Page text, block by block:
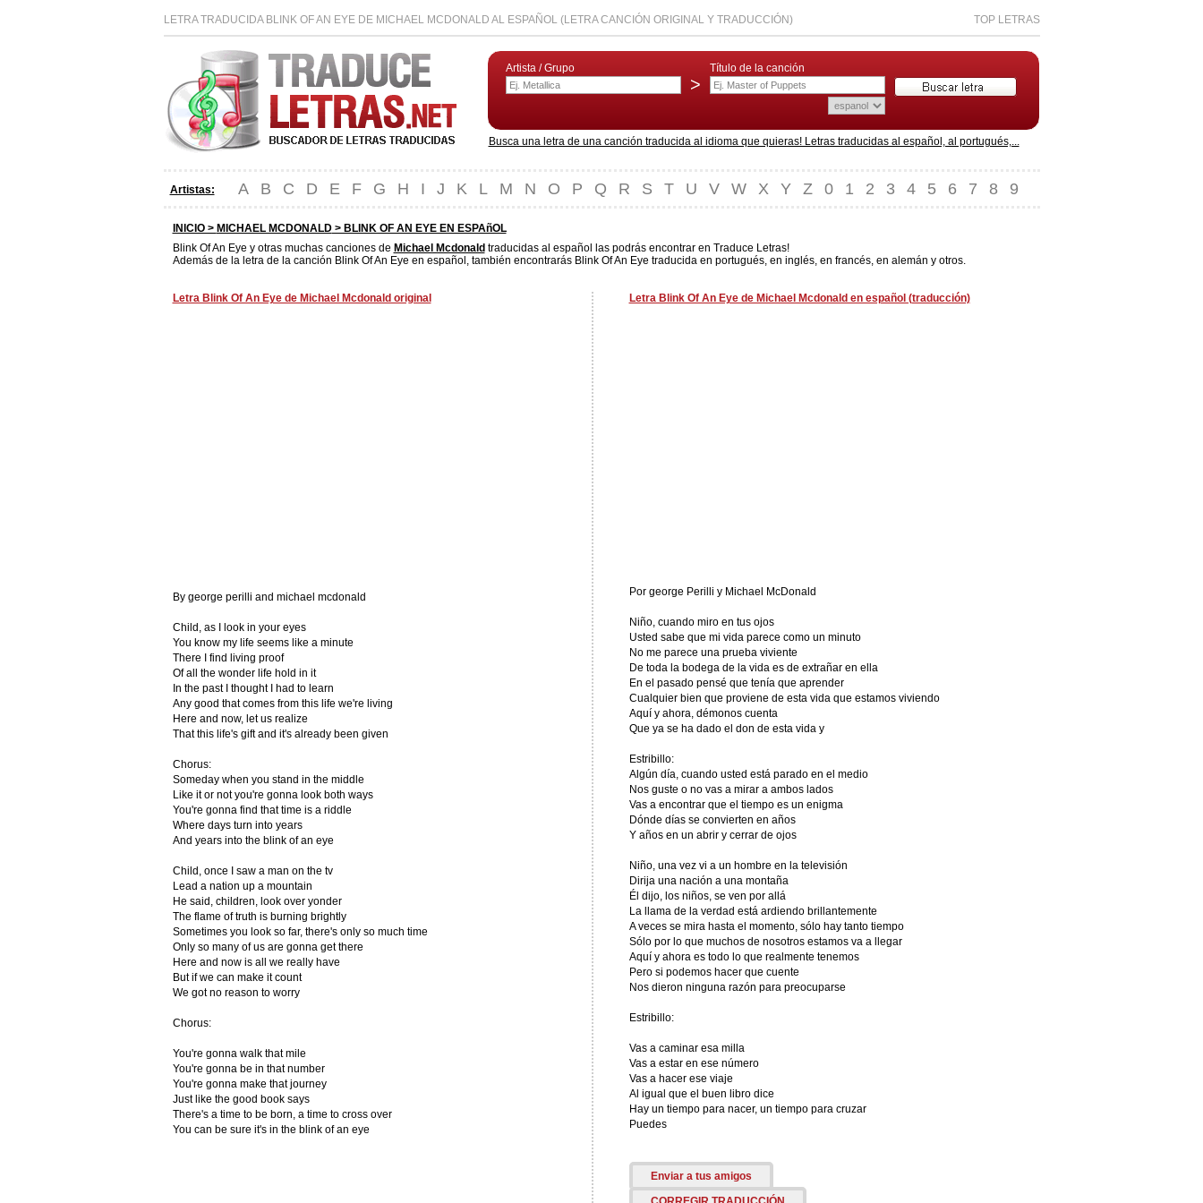
LETRA TRADUCIDA BLINK OF AN EYE DE MICHAEL MCDONALD AL ESPAÑOL (LETRA CANCIÓN ORIGINAL Y TRADUCCIÓN) TOP LETRAS
Artista / Grupo
>
Título de la canción
Busca una letra de una canción traducida al idioma que quieras! Letras traducidas al español, al portugués,...
Artistas: A B C D E F G H I J K L M N O P Q R S T U V W X Y Z 0 1 2 3 4 5 6 7 8 9
INICIO > MICHAEL MCDONALD> BLINK OF AN EYE EN ESPAñOL
Blink Of An Eye y otras muchas canciones de Michael Mcdonald traducidas al español las podrás encontrar en Traduce Letras!
Además de la letra de la canción Blink Of An Eye en español, también encontrarás Blink Of An Eye traducida en portugués, en inglés, en francés, en alemán y otros.
Letra Blink Of An Eye de Michael Mcdonald original
By george perilli and michael mcdonald
Child, as I look in your eyes
You know my life seems like a minute
There I find living proof
Of all the wonder life hold in it
In the past I thought I had to learn
Any good that comes from this life we're living
Here and now, let us realize
That this life's gift and it's already been given
Chorus:
Someday when you stand in the middle
Like it or not you're gonna look both ways
You're gonna find that time is a riddle
Where days turn into years
And years into the blink of an eye
Child, once I saw a man on the tv
Lead a nation up a mountain
He said, children, look over yonder
The flame of truth is burning brightly
Sometimes you look so far, there's only so much time
Only so many of us are gonna get there
Here and now is all we really have
But if we can make it count
We got no reason to worry
Chorus:
You're gonna walk that mile
You're gonna be in that number
You're gonna make that journey
Just like the good book says
There's a time to be born, a time to cross over
You can be sure it's in the blink of an eye
Letra Blink Of An Eye de Michael Mcdonald en español (traducción)
Por george Perilli y Michael McDonald
Niño, cuando miro en tus ojos
Usted sabe que mi vida parece como un minuto
No me parece una prueba viviente
De toda la bodega de la vida es de extrañar en ella
En el pasado pensé que tenía que aprender
Cualquier bien que proviene de esta vida que estamos viviendo
Aquí y ahora, démonos cuenta
Que ya se ha dado el don de esta vida y
Estribillo:
Algún día, cuando usted está parado en el medio
Nos guste o no vas a mirar a ambos lados
Vas a encontrar que el tiempo es un enigma
Dónde días se convierten en años
Y años en un abrir y cerrar de ojos
Niño, una vez vi a un hombre en la televisión
Dirija una nación a una montaña
Él dijo, los niños, se ven por allá
La llama de la verdad está ardiendo brillantemente
A veces se mira hasta el momento, sólo hay tanto tiempo
Sólo por lo que muchos de nosotros estamos va a llegar
Aquí y ahora es todo lo que realmente tenemos
Pero si podemos hacer que cuente
Nos dieron ninguna razón para preocuparse
Estribillo:
Vas a caminar esa milla
Vas a estar en ese número
Vas a hacer ese viaje
Al igual que el buen libro dice
Hay un tiempo para nacer, un tiempo para cruzar
Puedes
Enviar a tus amigos